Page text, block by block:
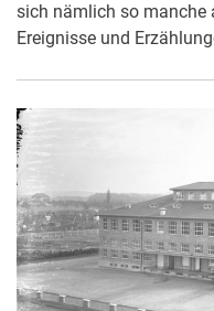
sich nämlich so manche
Ereignisse und